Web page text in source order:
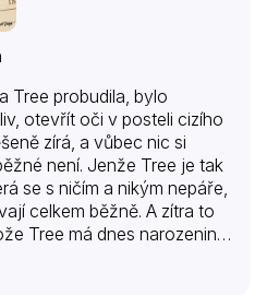
Tree probudila, bylo
otevřít oči v posteli cizího
zírá, a vůbec nic si
není. Jenže Tree je tak
se s ničím a nikým nepáře,
celkem běžně. A zítra to
Tree má dnes narozeniny
Plány a krční tepnu jí
s maskou. Když se